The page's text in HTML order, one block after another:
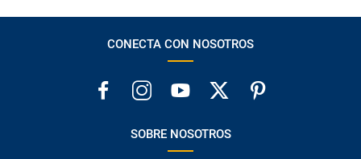
CONECTA CON NOSOTROS
SOBRE NOSOTROS